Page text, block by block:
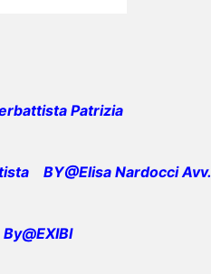
Patrizia
BY@Elisa Nardocci Avv.
By@EXIBI